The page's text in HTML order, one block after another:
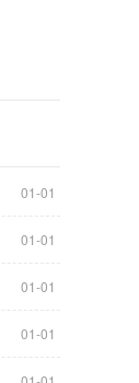
01-01
01-01
01-01
01-01